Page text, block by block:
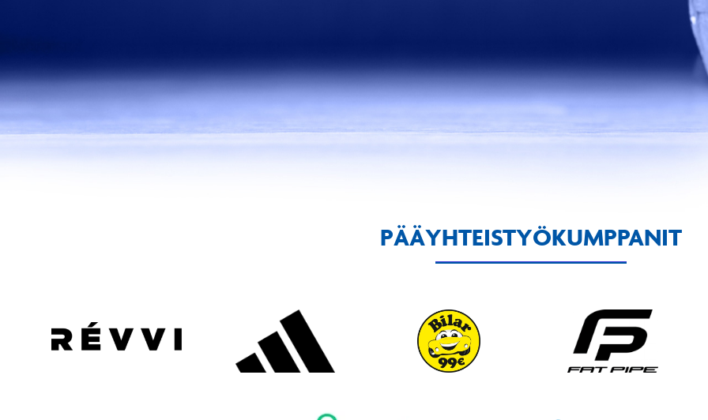
PÄÄYHTEISTYÖKUMPPANIT